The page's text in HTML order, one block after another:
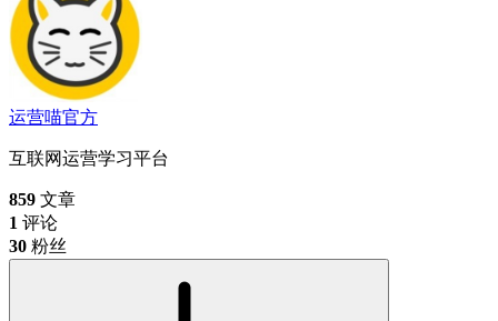
运营喵官方
互联网运营学习平台
859 文章
1 评论
30 粉丝